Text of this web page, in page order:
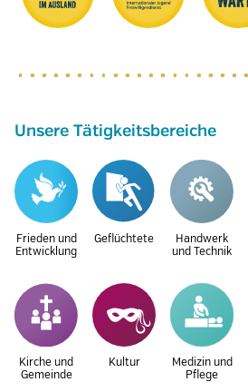
Unsere Tätigkeitsbereiche
Frieden und
Entwicklung
Geflüchtete
Handwerk
und Technik
Kirche und
Gemeinde
Kultur
Medizin und
Pflege